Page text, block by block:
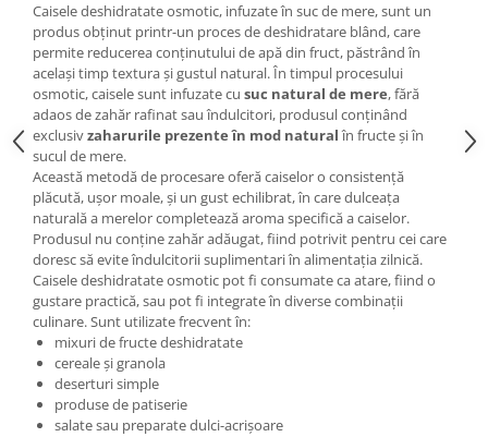
Caisele deshidratate osmotic, infuzate în suc de mere, sunt un
produs obținut printr-un proces de deshidratare blând, care
permite reducerea conținutului de apă din fruct, păstrând în
același timp textura și gustul natural. În timpul procesului
osmotic, caisele sunt infuzate cu suc natural de mere, fără
adaos de zahăr rafinat sau îndulcitori, produsul conținând
exclusivzaharurile prezente în mod naturalîn fructe și în
sucul de mere.
Această metodă de procesare oferă caiselor o consistență
plăcută, ușor moale, și un gust echilibrat, în care dulceața
naturală a merelor completează aroma specifică a caiselor.
Produsul nu conține zahăr adăugat, fiind potrivit pentru cei care
doresc să evite îndulcitorii suplimentari în alimentația zilnică.
Caisele deshidratate osmotic pot fi consumate ca atare, fiind o
gustare practică, sau pot fi integrate în diverse combinații
culinare. Sunt utilizate frecvent în:
mixuri de fructe deshidratate
cereale și granola
deserturi simple
produse de patiserie
salate sau preparate dulci-acrișoare